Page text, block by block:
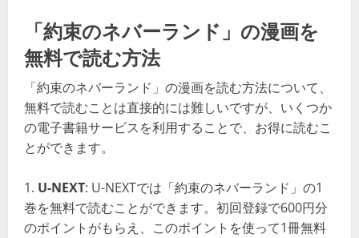
「約束のネバーランド」の漫画を
無料で読む方法
「約束のネバーランド」の漫画を読む方法について、
無料で読むことは直接的には難しいですが、いくつか
の電子書籍サービスを利用することで、お得に読むこ
とができます。
U-NEXT: U-NEXTでは「約束のネバーランド」の1
巻を無料で読むことができます。初回登録で600円分
のポイントがもらえ、このポイントを使って1冊無料